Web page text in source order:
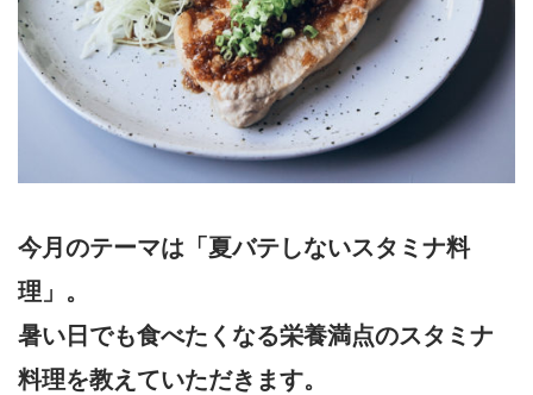
今月のテーマは「夏バテしないスタミナ料
理」。
暑い日でも食べたくなる栄養満点のスタミナ
料理を教えていただきます。